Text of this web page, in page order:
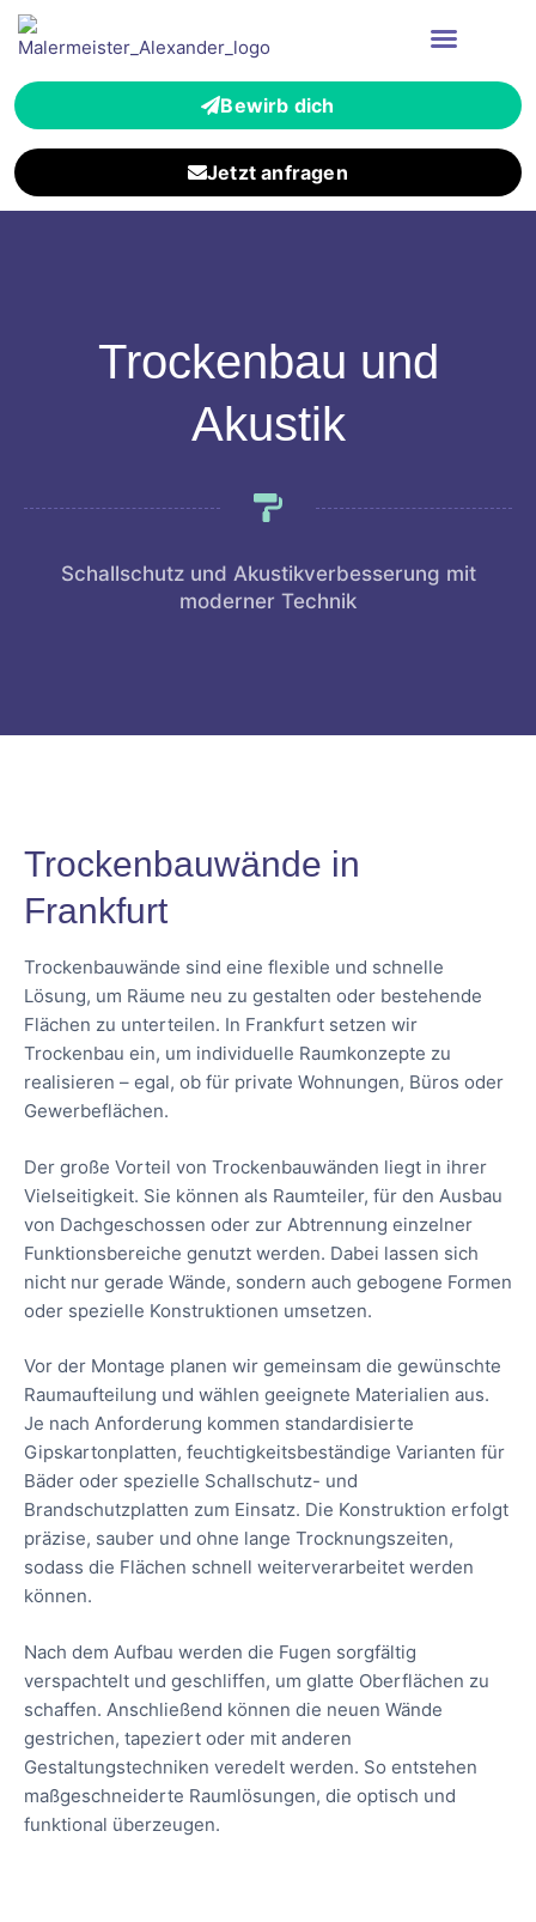
Bewirb dich
Jetzt anfragen
Trockenbau und
Akustik
Schallschutz und Akustikverbesserung mit
moderner Technik
Trockenbauwände in
Frankfurt
Trockenbauwände sind eine flexible und schnelle
Lösung, um Räume neu zu gestalten oder bestehende
Flächen zu unterteilen. In Frankfurt setzen wir
Trockenbau ein, um individuelle Raumkonzepte zu
realisieren – egal, ob für private Wohnungen, Büros oder
Gewerbeflächen.
Der große Vorteil von Trockenbauwänden liegt in ihrer
Vielseitigkeit. Sie können als Raumteiler, für den Ausbau
von Dachgeschossen oder zur Abtrennung einzelner
Funktionsbereiche genutzt werden. Dabei lassen sich
nicht nur gerade Wände, sondern auch gebogene Formen
oder spezielle Konstruktionen umsetzen.
Vor der Montage planen wir gemeinsam die gewünschte
Raumaufteilung und wählen geeignete Materialien aus.
Je nach Anforderung kommen standardisierte
Gipskartonplatten, feuchtigkeitsbeständige Varianten für
Bäder oder spezielle Schallschutz- und
Brandschutzplatten zum Einsatz. Die Konstruktion erfolgt
präzise, sauber und ohne lange Trocknungszeiten,
sodass die Flächen schnell weiterverarbeitet werden
können.
Nach dem Aufbau werden die Fugen sorgfältig
verspachtelt und geschliffen, um glatte Oberflächen zu
schaffen. Anschließend können die neuen Wände
gestrichen, tapeziert oder mit anderen
Gestaltungstechniken veredelt werden. So entstehen
maßgeschneiderte Raumlösungen, die optisch und
funktional überzeugen.